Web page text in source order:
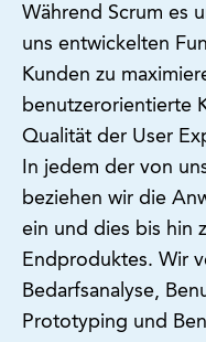
Während Scrum es
uns entwickelten
Kunden zu
benutzerorientierte
Qualität der User
In jedem der von
beziehen wir die
ein und dies bis hin
Endproduktes. Wir
Bedarfsanalyse,
Prototyping und